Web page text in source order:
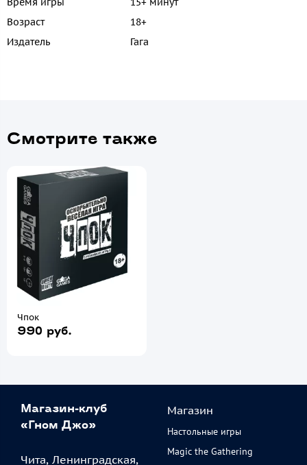
Возраст
18+
Издатель
Гага
Смотрите также
Чпок
990 руб.
Магазин-клуб
«Гном Джо»
Чита, Ленинградская,
Магазин
Настольные игры
Magic the Gathering